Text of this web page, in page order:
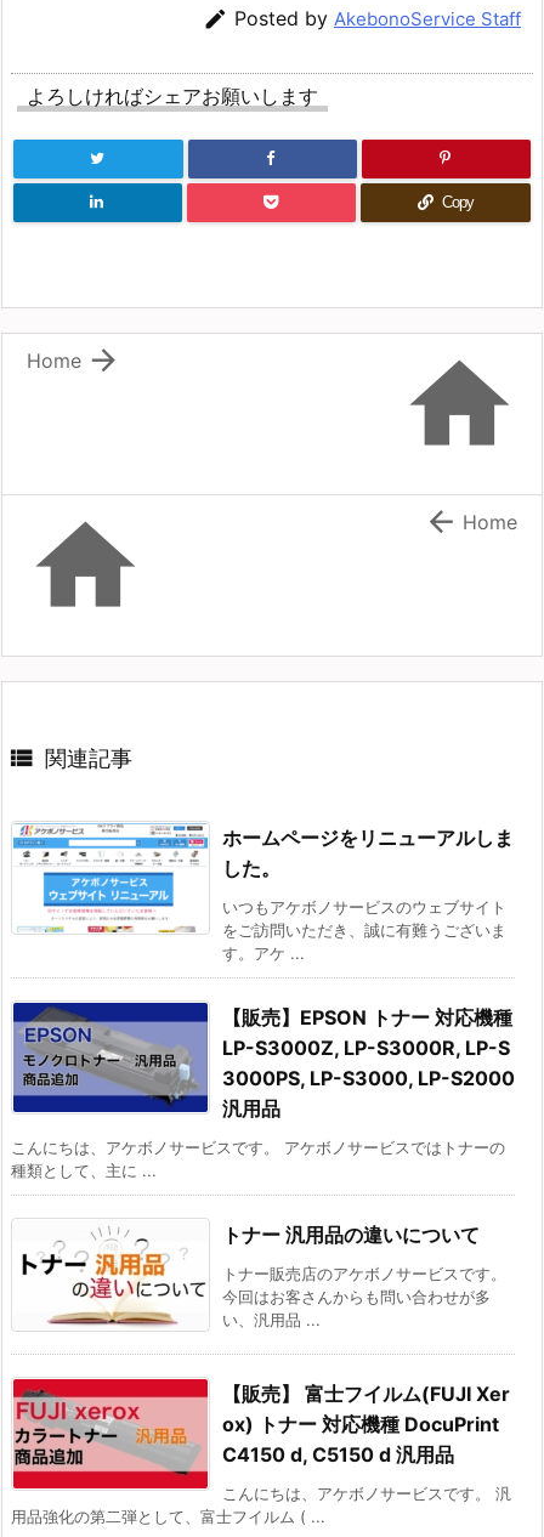
 Posted by AkebonoService Staff
よろしければシェアお願いします
Copy


Home
  Home
 関連記事
ホームページをリニューアルしま
した。
いつもアケボノサービスのウェブサイト
をご訪問いただき、誠に有難うございま
す。アケ ...
【販売】EPSON トナー 対応機種
LP-S3000Z, LP-S3000R, LP-S
3000PS, LP-S3000, LP-S2000
汎用品
こんにちは、アケボノサービスです。 アケボノサービスではトナーの
種類として、主に ...
トナー 汎用品の違いについて
トナー販売店のアケボノサービスです。
今回はお客さんからも問い合わせが多
い、汎用品 ...
【販売】 富士フイルム(FUJI Xer
ox) トナー 対応機種 DocuPrint
C4150 d, C5150 d 汎用品
こんにちは、アケボノサービスです。 汎
用品強化の第二弾として、富士フイルム ( ...